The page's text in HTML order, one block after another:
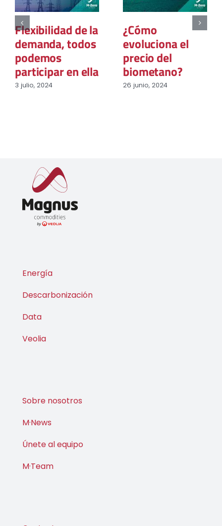
Directiva sobre
la Diligencia
Debida en
Materia de
Sostenibilidad
El Potencial de
la Doble
Materialidad en
la CSRD
12 junio, 2024
Energía
Sobre nosotros